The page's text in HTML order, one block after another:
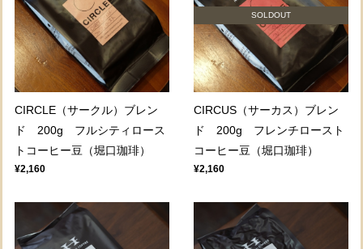
CIRCLE（サークル）ブレン
ド 200g フルシティロース
トコーヒー豆（堀口珈琲）
¥2,160
SOLDOUT
CIRCUS（サーカス）ブレン
ド 200g フレンチロースト
コーヒー豆（堀口珈琲）
¥2,160